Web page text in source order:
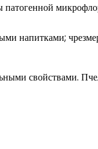
свойствами.